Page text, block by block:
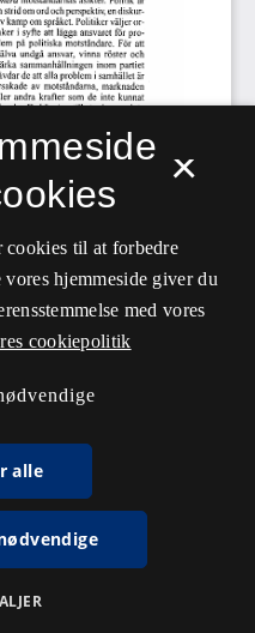
×
cookies til at forbedre
hjemmeside giver du
med vores
cookiepolitik
alle